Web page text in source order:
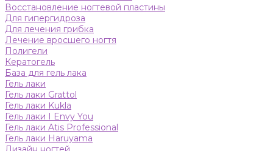
Восстановление ногтевой пластины
Для гипергидроза
Для лечения грибка
Лечение вросшего ногтя
Полигели
Кератогель
База для гель лака
Гель лаки
Гель лаки Grattol
Гель лаки Kukla
Гель лаки I Envy You
Гель лаки Atis Professional
Гель лаки Haruyama